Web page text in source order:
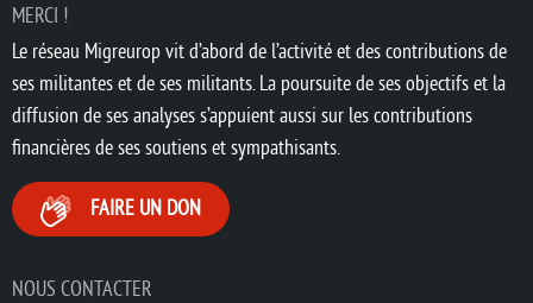
NOUS CONTACTER
MERCI !
Le réseau Migreurop vit d’abord de l’activité et des contributions de
ses militantes et de ses militants. La poursuite de ses objectifs et la
diffusion de ses analyses s’appuient aussi sur les contributions
financières de ses soutiens et sympathisants.
FAIRE UN DON